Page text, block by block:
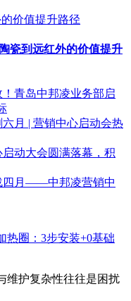
瓷到远红外的价值提升
青岛中邦凌业务部启
月 | 营销中心启动会热
动大会圆满落幕，积
四月——中邦凌营销中
热圈：3步安装+0基础
维护复杂性往往是困扰